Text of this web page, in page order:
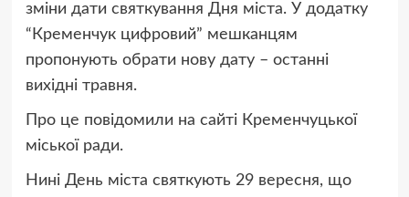
зміни дати святкування Дня міста. У додатку
“Кременчук цифровий” мешканцям
пропонують обрати нову дату – останні
вихідні травня.
Про це повідомили на сайті Кременчуцької
міської ради.
Нині День міста святкують 29 вересня, що